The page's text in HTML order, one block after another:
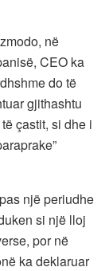
në
CEO ka
do të
gjithashtu
çastit, si dhe i
një periudhe
si një lloj
por në
ka deklaruar